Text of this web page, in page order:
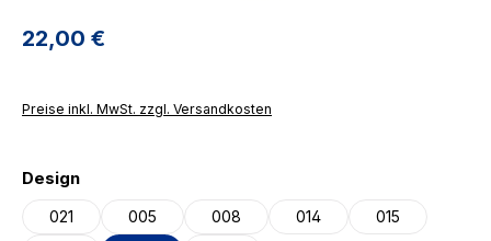
Regulärer Preis:
22,00 €
Preise inkl. MwSt. zzgl. Versandkosten
Designauswählen
021 005 008 014
015